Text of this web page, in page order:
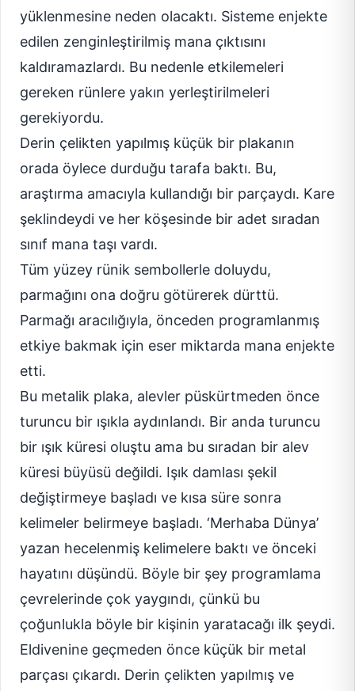
yüklenmesine neden olacaktı. Sisteme enjekte
edilen zenginleştirilmiş mana çıktısını
kaldıramazlardı. Bu nedenle etkilemeleri
gereken rünlere yakın yerleştirilmeleri
gerekiyordu.
Derin çelikten yapılmış küçük bir plakanın
orada öylece durduğu tarafa baktı. Bu,
araştırma amacıyla kullandığı bir parçaydı. Kare
şeklindeydi ve her köşesinde bir adet sıradan
sınıf mana taşı vardı.
Tüm yüzey rünik sembollerle doluydu,
parmağını ona doğru götürerek dürttü.
Parmağı aracılığıyla, önceden programlanmış
etkiye bakmak için eser miktarda mana enjekte
etti.
Bu metalik plaka, alevler püskürtmeden önce
turuncu bir ışıkla aydınlandı. Bir anda turuncu
bir ışık küresi oluştu ama bu sıradan bir alev
küresi büyüsü değildi. Işık damlası şekil
değiştirmeye başladı ve kısa süre sonra
kelimeler belirmeye başladı. ‘Merhaba Dünya’
yazan hecelenmiş kelimelere baktı ve önceki
hayatını düşündü. Böyle bir şey programlama
çevrelerinde çok yaygındı, çünkü bu
çoğunlukla böyle bir kişinin yaratacağı ilk şeydi.
Eldivenine geçmeden önce küçük bir metal
parçası çıkardı. Derin çelikten yapılmış ve